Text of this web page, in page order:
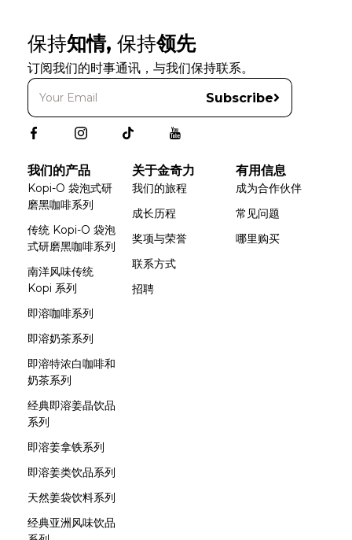
保持知情, 保持领先
订阅我们的时事通讯，与我们保持联系。
Subscribe
我们的产品
Kopi-O 袋泡式研
磨黑咖啡系列
传统 Kopi-O 袋泡
式研磨黑咖啡系列
南洋风味传统
Kopi 系列
即溶咖啡系列
即溶奶茶系列
即溶特浓白咖啡和
奶茶系列
经典即溶姜晶饮品
系列
即溶姜拿铁系列
即溶姜类饮品系列
天然姜袋饮料系列
经典亚洲风味饮品
关于金奇力
我们的旅程
成长历程
奖项与荣誉
联系方式
招聘
有用信息
成为合作伙伴
常见问题
哪里购买